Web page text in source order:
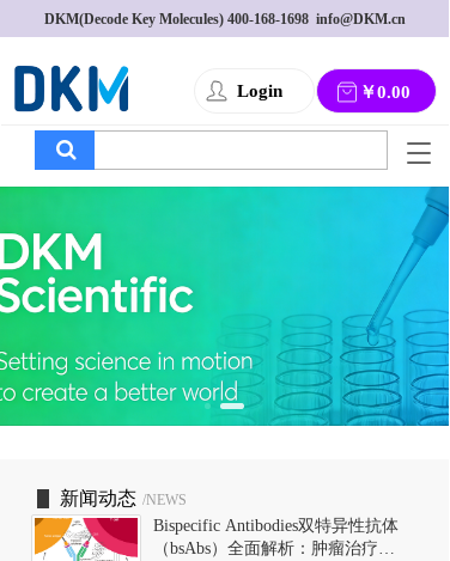
DKM(Decode Key Molecules) 400-168-1698
  info@DKM.cn
Login ￥0.00
T
g
g
l
a
v
i
g
a
新闻动态 /NEWS
Bispecific Antibodies双特异性抗体
（bsAbs）全面解析：肿瘤治疗的